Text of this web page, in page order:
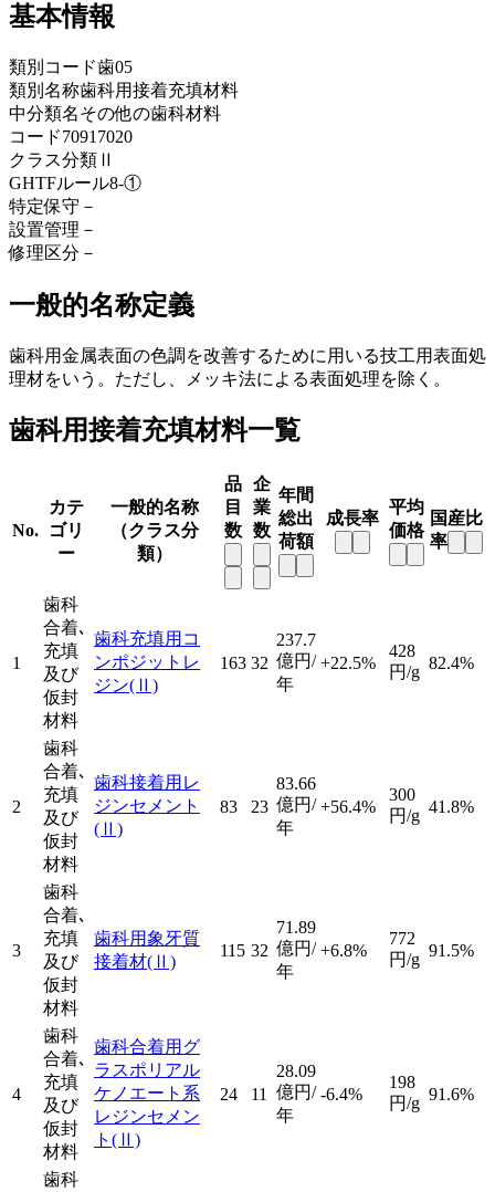
基本情報
類別コード歯05
類別名称歯科用接着充填材料
中分類名その他の歯科材料
コード70917020
クラス分類 Ⅱ
GHTFルール8-①
特定保守 －
設置管理 －
修理区分 －
一般的名称定義
歯科用金属表面の色調を改善するために用いる技工用表面処
理材をいう。ただし、メッキ法による表面処理を除く。
歯科用接着充填材料一覧
No.
カテ
ゴリ
ー
一般的名称
（クラス分
類）
品
目
数
企
業
数
年間
総出
荷額
成長率
平均
価格
国産比
率
1
歯科
合着､
充填
及び
仮封
材料
歯科充填用コ
ンポジットレ
ジン(Ⅱ)
163 32
237.7
億円/
年
+22.5%
428
円/g 82.4%
2
歯科
合着､
充填
及び
仮封
材料
歯科接着用レ
ジンセメント
(Ⅱ)
83 23
83.66
億円/
年
+56.4%
300
円/g 41.8%
3
歯科
合着､
充填
及び
仮封
材料
歯科用象牙質
接着材(Ⅱ)
115 32
71.89
億円/
年
+6.8%
772
円/g 91.5%
4
歯科
合着､
充填
及び
仮封
材料
歯科合着用グ
ラスポリアル
ケノエート系
レジンセメン
ト (Ⅱ)
24 11
28.09
億円/
年
-6.4%
198
円/g 91.6%
歯科